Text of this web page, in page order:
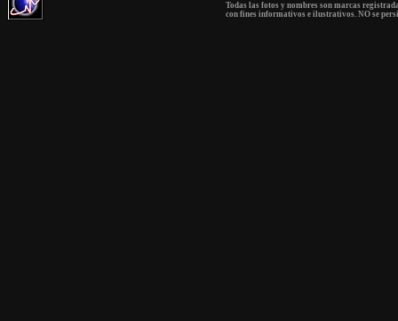
Todas las fotos y nombres son marcas
con fines informativos e ilustrativos. NO se